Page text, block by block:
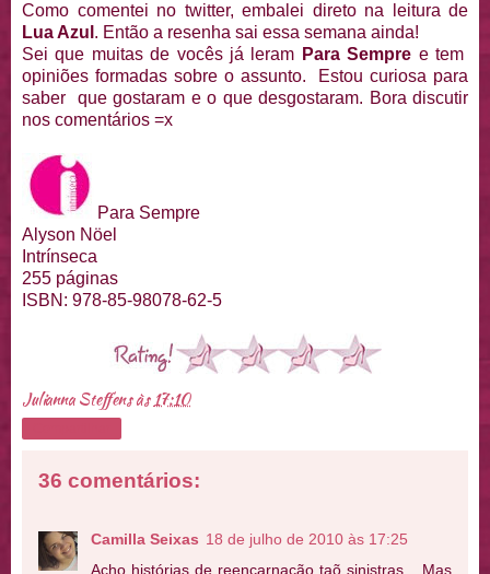
Como comentei no twitter, embalei direto na leitura de
Lua Azul . Então a resenha sai essa semana ainda!
Sei que muitas de vocês já leram Para Sempre e tem
opiniões formadas sobre o assunto. Estou curiosa para
saber que gostaram e o que desgostaram. Bora discutir
nos comentários =x
Para Sempre
Alyson Nöel
Intrínseca
255 páginas
ISBN: 978-85-98078-62-5
Julianna Steffensàs 17:10
36 comentários:
Camilla Seixas 18 de julho de 2010 às 17:25
Acho histórias de reencarnação taõ sinistras... Mas